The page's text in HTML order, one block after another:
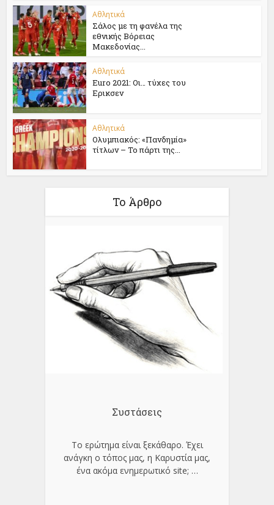
Αθλητικά
Σάλος με τη φανέλα της
εθνικής Βόρειας
Μακεδονίας...
Αθλητικά
Euro 2021: Oι… τύχες του
Ερικσεν
Αθλητικά
Ολυμπιακός: «Πανδημία»
τίτλων – Το πάρτι της...
Το Άρθρο
Συστάσεις
Το ερώτημα είναι ξεκάθαρο. Έχει
ανάγκη ο τόπος μας, η Καρυστία μας,
ένα ακόμα ενημερωτικό site; …